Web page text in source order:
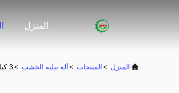
المنزل
المنزل >المنتجات >آلة بيليه الخشب >3 كيلوواط مصنع الحصى الكهربائية الحصى الخشبية مع ZQ500 مخفض